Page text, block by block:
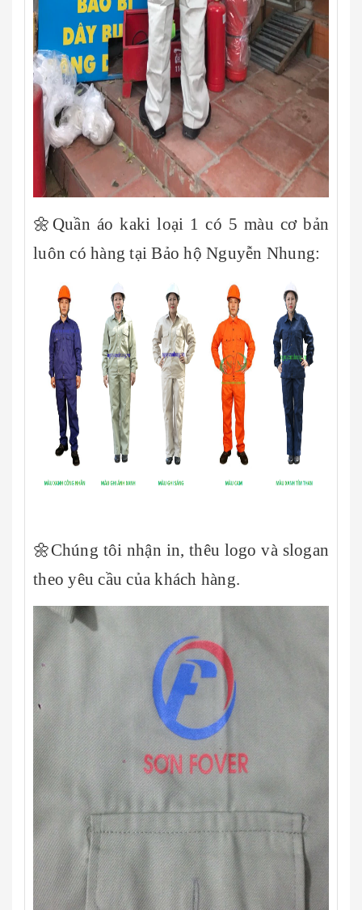
🌼Quần áo kaki loại 1 có 5 màu cơ bản
luôn có hàng tại Bảo hộ Nguyễn Nhung:
🌼Chúng tôi nhận in, thêu logo và slogan
theo yêu cầu của khách hàng.